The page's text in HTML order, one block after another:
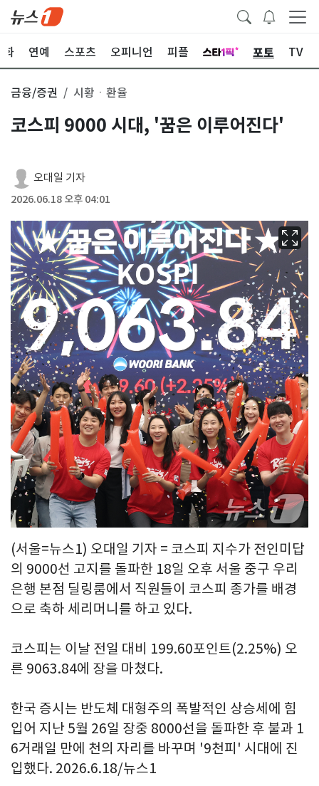
화 연예 스포츠 오피니언 피플 포토 TV
금융/증권 시황ㆍ환율
코스피 9000 시대, '꿈은 이루어진다'
오대일 기자
2026.06.18 오후 04:01
(서울=뉴스1) 오대일 기자 = 코스피 지수가 전인미답
의 9000선 고지를 돌파한 18일 오후 서울 중구 우리
은행 본점 딜링룸에서 직원들이 코스피 종가를 배경
으로 축하 세리머니를 하고 있다.
코스피는 이날 전일 대비 199.60포인트(2.25%) 오
른 9063.84에 장을 마쳤다.
한국 증시는 반도체 대형주의 폭발적인 상승세에 힘
입어 지난 5월 26일 장중 8000선을 돌파한 후 불과 1
6거래일 만에 천의 자리를 바꾸며 '9천피' 시대에 진
입했다. 2026.6.18/뉴스1